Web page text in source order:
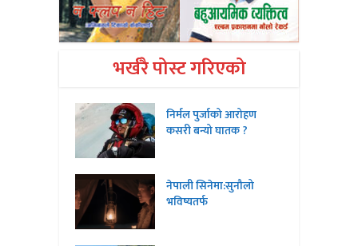
भर्खरै पोस्ट गरिएको
निर्मल पुर्जाको आरोहण
कसरी बन्यो घातक ?
नेपाली सिनेमा:सुनौलो
भविष्यतर्फ